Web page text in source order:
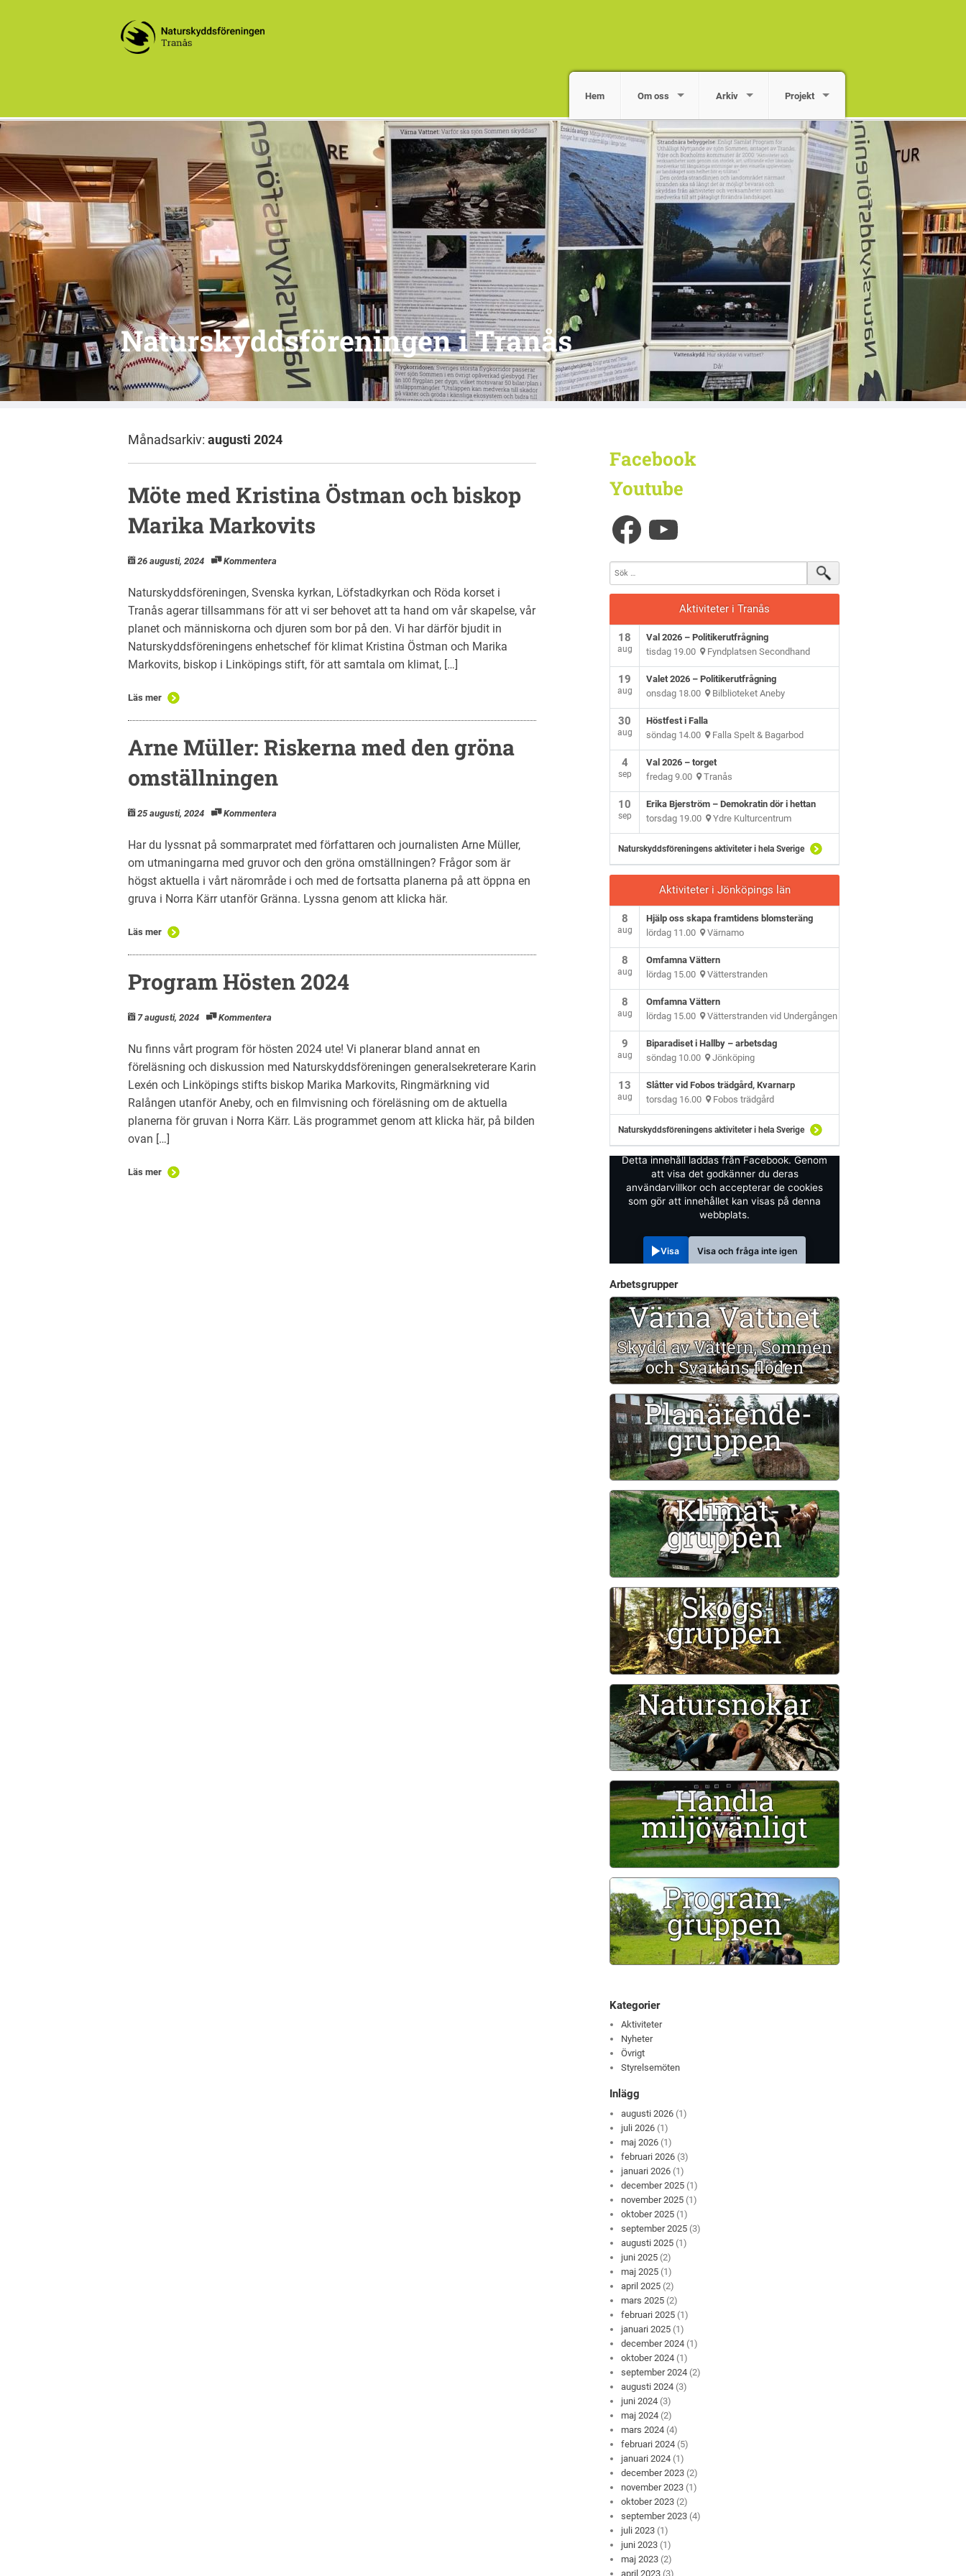
Hem Om oss Arkiv Projekt
Naturskyddsföreningen i Tranås
Månadsarkiv: augusti 2024
Möte med Kristina Östman och biskop
Marika Markovits
26 augusti, 2024 Kommentera
Naturskyddsföreningen, Svenska kyrkan, Löfstadkyrkan och Röda korset i
Tranås agerar tillsammans för att vi ser behovet att ta hand om vår skapelse, vår
planet och människorna och djuren som bor på den. Vi har därför bjudit in
Naturskyddsföreningens enhetschef för klimat Kristina Östman och Marika
Markovits, biskop i Linköpings stift, för att samtala om klimat, […]
Läs mer
Arne Müller: Riskerna med den gröna
omställningen
25 augusti, 2024 Kommentera
Har du lyssnat på sommarpratet med författaren och journalisten Arne Müller,
om utmaningarna med gruvor och den gröna omställningen? Frågor som är
högst aktuella i vårt närområde i och med de fortsatta planerna på att öppna en
gruva i Norra Kärr utanför Gränna. Lyssna genom att klicka här.
Läs mer
Program Hösten 2024
7 augusti, 2024 Kommentera
Nu finns vårt program för hösten 2024 ute! Vi planerar bland annat en
föreläsning och diskussion med Naturskyddsföreningen generalsekreterare Karin
Lexén och Linköpings stifts biskop Marika Markovits, Ringmärkning vid
Ralången utanför Aneby, och en filmvisning och föreläsning om de aktuella
planerna för gruvan i Norra Kärr. Läs programmet genom att klicka här, på bilden
ovan […]
Läs mer
Facebook
Youtube
Aktiviteter i Tranås
18
aug
Val 2026 – Politikerutfrågning
tisdag 19.00 Fyndplatsen Secondhand
19
aug
Valet 2026 – Politikerutfrågning
onsdag 18.00 Bilblioteket Aneby
30
aug
Höstfest i Falla
söndag 14.00 Falla Spelt & Bagarbod
4
sep
Val 2026 – torget
fredag 9.00 Tranås
10
sep
Erika Bjerström – Demokratin dör i hettan
torsdag 19.00 Ydre Kulturcentrum
Naturskyddsföreningens aktiviteter i hela Sverige
Aktiviteter i Jönköpings län
8
aug
Hjälp oss skapa framtidens blomsteräng
lördag 11.00 Värnamo
8
aug
Omfamna Vättern
lördag 15.00 Vätterstranden
8
aug
Omfamna Vättern
lördag 15.00 Vätterstranden vid Undergången
9
aug
Biparadiset i Hallby – arbetsdag
söndag 10.00 Jönköping
13
aug
Slåtter vid Fobos trädgård, Kvarnarp
torsdag 16.00 Fobos trädgård
Naturskyddsföreningens aktiviteter i hela Sverige
Detta innehåll laddas från Facebook. Genom
att visa det godkänner du deras
användarvillkor och accepterar de cookies
som gör att innehållet kan visas på denna
webbplats.
Visa Visa och fråga inte igen
Arbetsgrupper
Kategorier
Aktiviteter
Nyheter
Övrigt
Styrelsemöten
Inlägg
augusti 2026 (1)
juli 2026 (1)
maj 2026 (1)
februari 2026 (3)
januari 2026 (1)
december 2025 (1)
november 2025 (1)
oktober 2025 (1)
september 2025 (3)
augusti 2025 (1)
juni 2025 (2)
maj 2025 (1)
april 2025 (2)
mars 2025 (2)
februari 2025 (1)
januari 2025 (1)
december 2024 (1)
oktober 2024 (1)
september 2024 (2)
augusti 2024 (3)
juni 2024 (3)
maj 2024 (2)
mars 2024 (4)
februari 2024 (5)
januari 2024 (1)
december 2023 (2)
november 2023 (1)
oktober 2023 (2)
september 2023 (4)
juli 2023 (1)
juni 2023 (1)
maj 2023 (2)
april 2023 (3)